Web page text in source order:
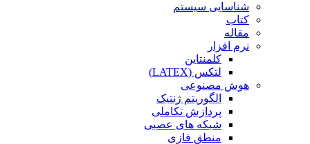
شناسایی سیستم
کتاب
مقاله
نرم افزار
کلمنتاین
لتکس (LATEX)
هوش مصنوعی
الگوریتم ژنتیک
پردازش تکاملی
شبکه های عصبی
منطق فازی